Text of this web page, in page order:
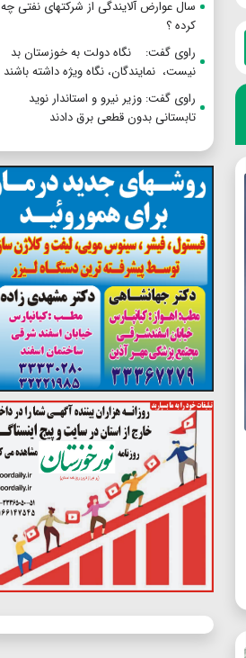
سال عوارض آلایندگی از شرکتهای نفتی چه
کرده ؟
راوی گفت: نگاه دولت به خوزستان بد
نیست، نمایندگان، نگاه ویژه داشته باشند
راوی گفت: وزیر نیرو و استاندار نوید
تابستانی بدون قطعی برق دادند